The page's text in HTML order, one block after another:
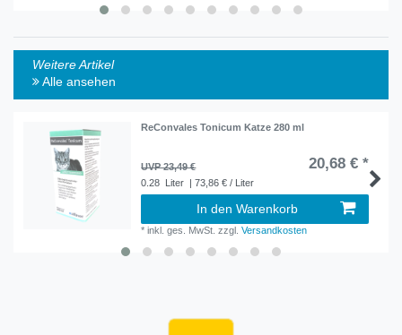
Weitere Artikel
Alle ansehen
ReConvales Tonicum Katze 280 ml
UVP 23,49 € 20,68 € *
0.28 Liter | 73,86 € / Liter
In den Warenkorb
*inkl. ges. MwSt. zzgl.Versandkosten